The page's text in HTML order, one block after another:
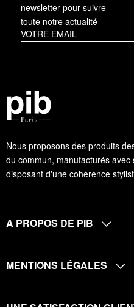
Nous proposons des produits
du commun, manufacturés
disposant d'une cohérence
newsletter pour suivre
toute notre actualité
A PROPOS DE PIB
MENTIONS LÉGALES